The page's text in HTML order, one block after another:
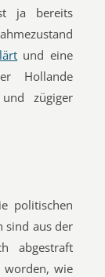
ja bereits
und eine
Hollande
zügiger
politischen
sind aus der
abgestraft
worden, wie